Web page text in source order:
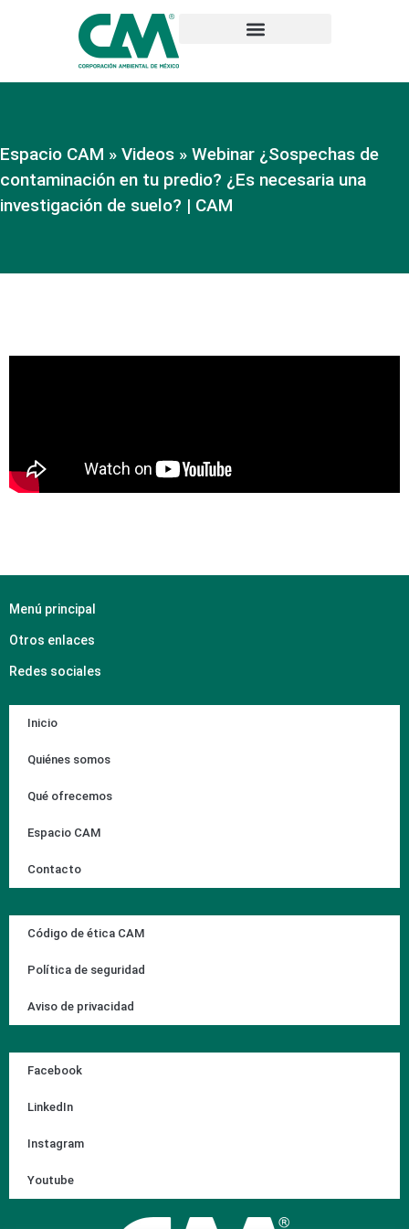
Espacio CAM » Videos » Webinar ¿Sospechas de
contaminación en tu predio? ¿Es necesaria una
investigación de suelo? | CAM
Menú principal
Otros enlaces
Redes sociales
Inicio
Quiénes somos
Qué ofrecemos
Espacio CAM
Contacto
Código de ética CAM
Política de seguridad
Aviso de privacidad
Facebook
LinkedIn
Instagram
Youtube